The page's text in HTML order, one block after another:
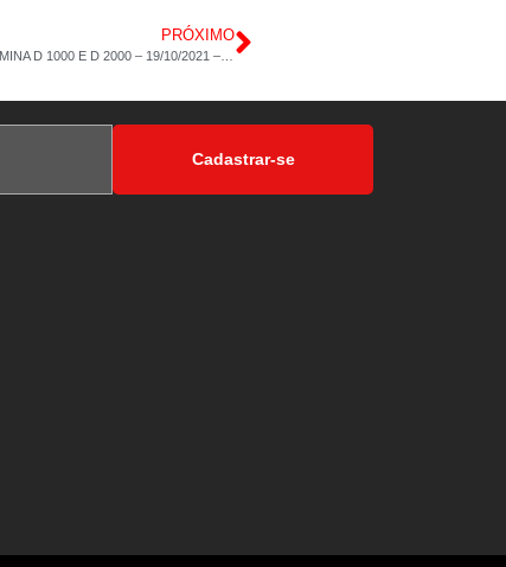
PRÓXIMO
DROGARIA POP – MADUREIRA – COLÁGENO TIPO 2 60CAP – VITAMINA D 1000 E D 2000 – 19/10/2021 – 13H 51M
Cadastrar-se